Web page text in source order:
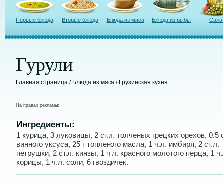
Первые блюда Вторые блюда Блюда из мяса Блюда из рыбы
Гурули
Главная страница / Блюда из мяса / Грузинская кухня
На правах рекламы:
Ингредиенты:
1 курица, 3 луковицы, 2 ст.л. толченых грецких орехов, 0.5
винного уксуса, 25 г топленого масла, 1 ч.л. имбиря, 2 ст.л.
петрушки, 2 ст.л. кинзы, 1 ч.л. красного молотого перца, 1
корицы, 1 ч.л. соли, 6 гвоздичек.